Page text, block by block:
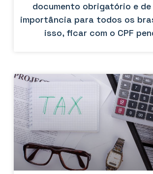
documento obrigatório e
importância para todos os
isso, ficar com o CPF